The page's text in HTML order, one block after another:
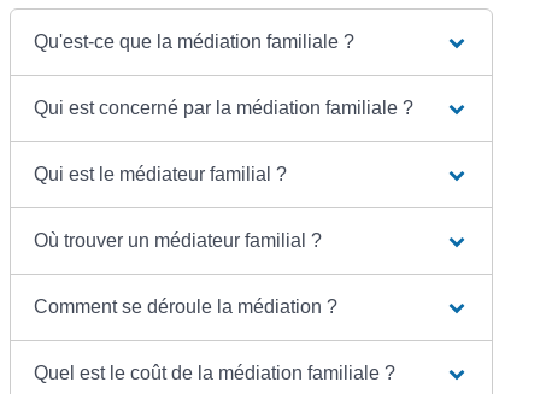
Qu'est-ce que la médiation familiale ?
Qui est concerné par la médiation familiale ?
Qui est le médiateur familial ?
Où trouver un médiateur familial ?
Comment se déroule la médiation ?
Quel est le coût de la médiation familiale ?